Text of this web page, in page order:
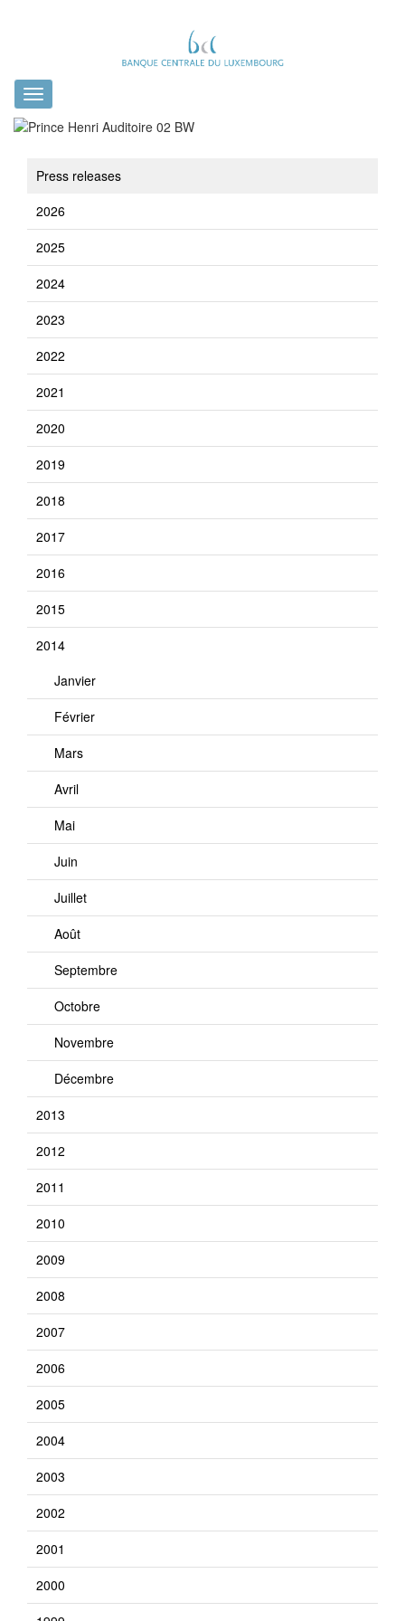
Toggle
navigation
Press releases
2026
2025
2024
2023
2022
2021
2020
2019
2018
2017
2016
2015
2014
Janvier
Février
Mars
Avril
Mai
Juin
Juillet
Août
Septembre
Octobre
Novembre
Décembre
2013
2012
2011
2010
2009
2008
2007
2006
2005
2004
2003
2002
2001
2000